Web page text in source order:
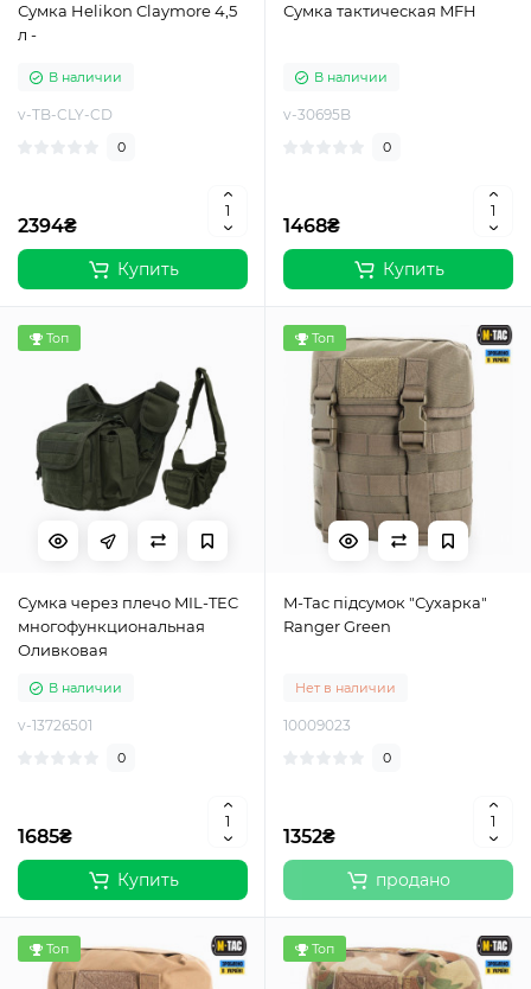
Сумка Helikon Claymore 4,5
л -
В наличии
v-TB-CLY-CD
0
2394₴
Купить
Сумка тактическая MFH
В наличии
v-30695B
0
1468₴
Купить
Топ
Сумка через плечо MIL-TEC
многофункциональная
Оливковая
В наличии
v-13726501
0
1685₴
Купить
Топ
M-Tac підсумок "Сухарка"
Ranger Green
Нет в наличии
10009023
0
1352₴
продано
Топ Топ